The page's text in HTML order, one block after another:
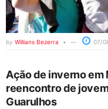
by Willians Bezerra 07/
Ação de inverno em
reencontro de
Guarulhos